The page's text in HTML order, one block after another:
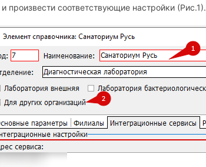
произвести соответствующие настройки (Рис.1).